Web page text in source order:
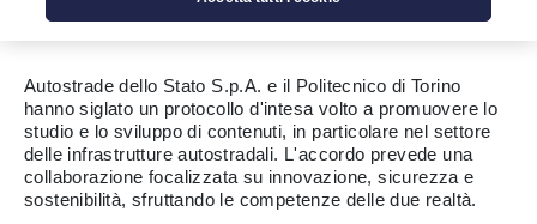
Autostrade dello Stato S.p.A. e il Politecnico di Torino
hanno siglato un protocollo d'intesa volto a promuovere lo
studio e lo sviluppo di contenuti, in particolare nel settore
delle infrastrutture autostradali. L'accordo prevede una
collaborazione focalizzata su innovazione, sicurezza e
sostenibilità, sfruttando le competenze delle due realtà.